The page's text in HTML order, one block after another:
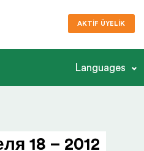
AKTIF ÜYELIK
Languages
18 – 2012